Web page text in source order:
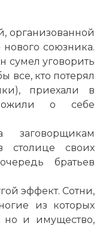
организованной
союзника.
сумел уговорить
все, кто потерял
приехали в
о себе
столице своих
братьев
эффект. Сотни,
из которых
но и имущество,